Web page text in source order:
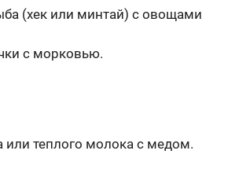
(хек или минтай) с овощами
с морковью.
или теплого молока с медом.